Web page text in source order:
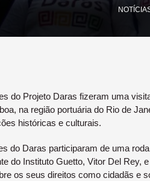
do Projeto Daras fizeram uma
na região portuária do Rio de
históricas e culturais.
do Daras participaram de uma
do Instituto Guetto, Vitor Del Rey,
os seus direitos como cidadãs e